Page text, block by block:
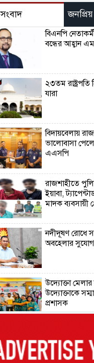
বিএনপি
বন্ধের আহ্বান
২৩তম
যারা
বিদায়বেলায়
ভালোবাসা
এএসপি
রাজশাহীতে
ইয়াবা,
মাদক ব্যবসায়ী
নদীদূষণ রোধে
অবহেলার সুযোগ
উদ্যোক্তা
উদ্যোক্তাকে
প্রশাসক
পড়ে রেলকর্মীর